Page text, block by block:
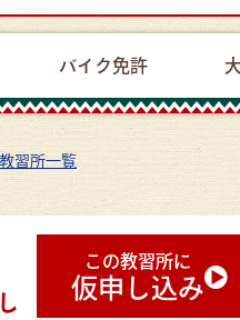
バイク免許
習所一覧
この教習所に
仮申し込み